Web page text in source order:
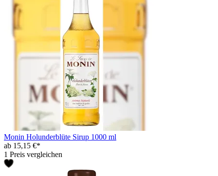
Monin Holunderblüte Sirup 1000 ml
ab 15,15 €*
1 Preis vergleichen